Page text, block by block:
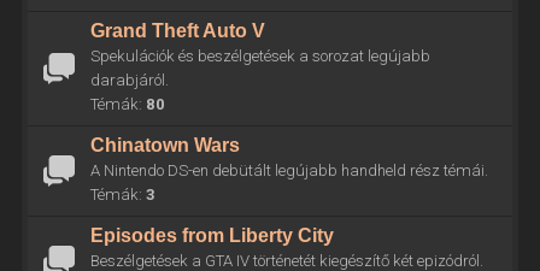
Grand Theft Auto V
Spekulációk és beszélgetések a sorozat legújabb
darabjáról.
Témák: 80
Chinatown Wars
A Nintendo DS-en debütált legújabb handheld rész témái.
Témák: 3
Episodes from Liberty City
Beszélgetések a GTA IV történetét kiegészítő két epizódról.